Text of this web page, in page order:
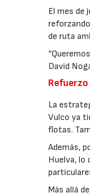
El mes de
de ruta
David
La
Vulco ya
flotas.
Además,
Huelva, lo
Más allá